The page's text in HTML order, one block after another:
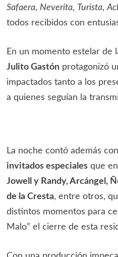
Safaera, Neverita, Turista,
todos recibidos con
En un momento estelar de
Julito Gastónprotagonizó
impactados tanto a los
a quienes seguían la
La noche contó además
invitados especialesque
Jowell y Randy, Arcángel,
de la Cresta, entre otros,
distintos momentos para
Malo” el cierre de esta